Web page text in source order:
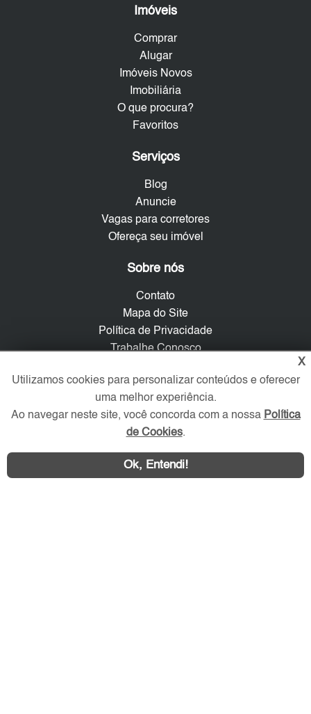
Imóveis
Comprar
Alugar
Imóveis Novos
Imobiliária
O que procura?
Favoritos
Serviços
Blog
Anuncie
Vagas para corretores
Ofereça seu imóvel
Sobre nós
Contato
Mapa do Site
Política de Privacidade
Trabalhe Conosco
Verificada por
Redes Sociais
X
Utilizamos cookies para personalizar conteúdos e oferecer
uma melhor experiência.
Ao navegar neste site, você concorda com a nossa Política
de Cookies.
Ok, Entendi!